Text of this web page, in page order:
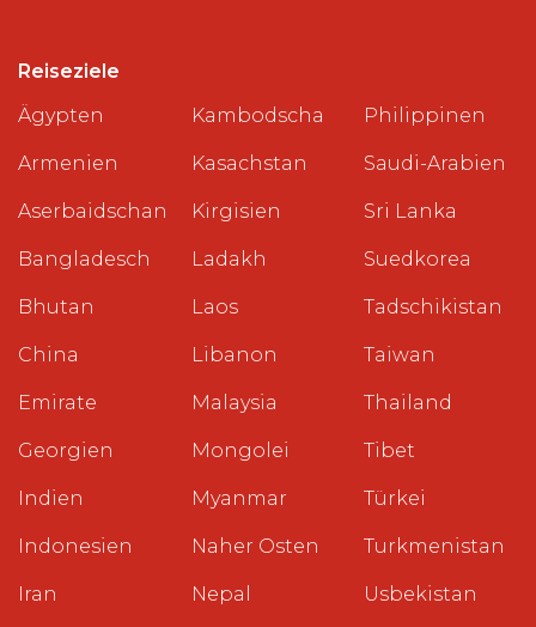
Reiseziele
Ägypten
Armenien
Aserbaidschan
Bangladesch
Bhutan
China
Emirate
Georgien
Indien
Indonesien
Iran
Kambodscha
Kasachstan
Kirgisien
Ladakh
Laos
Libanon
Malaysia
Mongolei
Myanmar
Naher Osten
Nepal
Philippinen
Saudi-Arabien
Sri Lanka
Suedkorea
Tadschikistan
Taiwan
Thailand
Tibet
Türkei
Turkmenistan
Usbekistan